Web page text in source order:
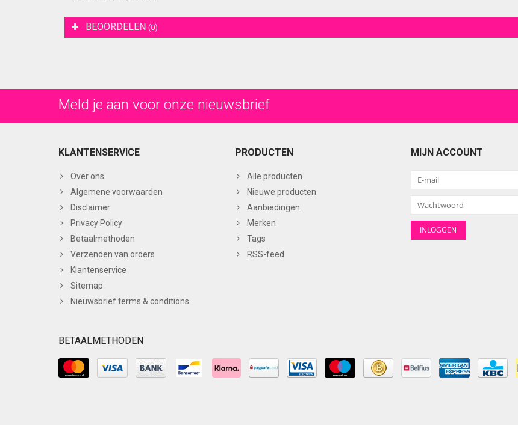
BEOORDELEN (0)
Meld je aan voor onze nieuwsbrief
KLANTENSERVICE
Over ons
Algemene voorwaarden
Disclaimer
Privacy Policy
Betaalmethoden
Verzenden van orders
Klantenservice
Sitemap
Nieuwsbrief terms & conditions
PRODUCTEN
Alle producten
Nieuwe producten
Aanbiedingen
Merken
Tags
RSS-feed
MIJN ACCOUNT
BETAALMETHODEN